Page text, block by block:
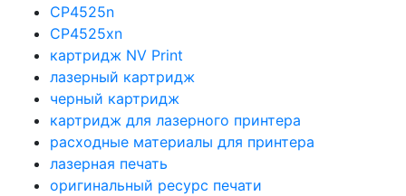
CP4525n
CP4525xn
картридж NV Print
лазерный картридж
черный картридж
картридж для лазерного принтера
расходные материалы для принтера
лазерная печать
оригинальный ресурс печати